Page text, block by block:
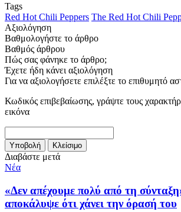
Tags
Red Hot Chili Peppers The Red Hot Chili
Αξιολόγηση
Βαθμολογήστε το άρθρο
Βαθμός άρθρου
Πώς σας φάνηκε το άρθρο;
Έχετε ήδη κάνει αξιολόγηση
Για να αξιολογήσετε επιλέξτε το επιθυμητό
Κωδικός επιβεβαίωσης, γράψτε τους
εικόνα
Διαβάστε μετά
Νέα
«Δεν απέχουμε πολύ από τη
αποκάλυψε ότι χάνει την όρασή του